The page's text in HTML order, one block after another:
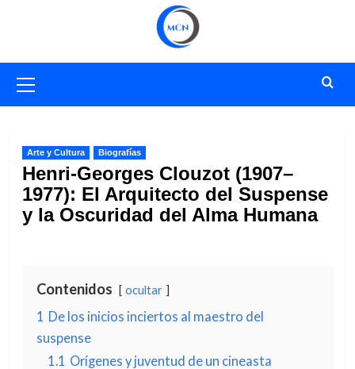
primario
Arte y Cultura Biografías
Henri-Georges Clouzot (1907–
1977): El Arquitecto del Suspense
y la Oscuridad del Alma Humana
Contenidos ocultar
1 De los inicios inciertos al maestro del
suspense
1.1 Orígenes y juventud de un cineasta